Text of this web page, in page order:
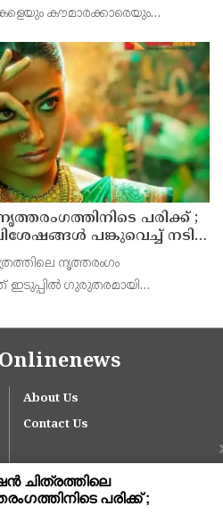
കൗമാരക്കാരെയും
കൗമാരക്കാർ
പരിക്ക് ;
പങ്കുവെച്ച് നടി
നൃത്തരംഗം
ഇടുപ്പിൽ ഗുരുതരമായി
രശ്മിക മന്ദാന.
About Us
Contact Us